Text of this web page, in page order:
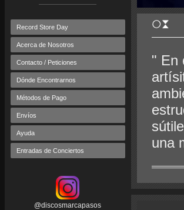
Record Store Day
Acerca de Nosotros
Contacto / Peticiones
Dónde Encontrarnos
Métodos de Pago
Envíos
Ayuda
Entradas de Conciertos
@discosmarcapasos
" En
una